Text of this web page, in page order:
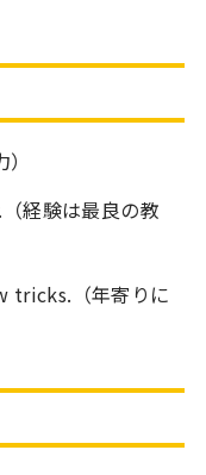
経験は最良の教
tricks.（年寄りに